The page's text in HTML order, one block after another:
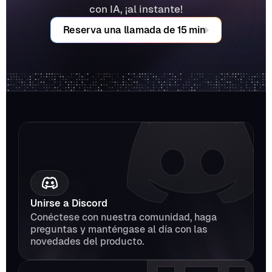
con IA, ¡al instante!
Reserva una llamada de 15 min
Unirse a Discord
Conéctese con nuestra comunidad, haga
preguntas y manténgase al día con las
novedades del producto.